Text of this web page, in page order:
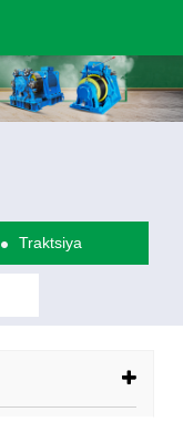
Traktsiya